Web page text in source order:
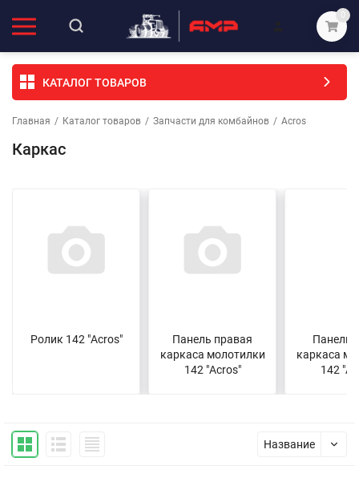
0
КАТАЛОГ ТОВАРОВ
Главная / Каталог товаров / Запчасти для комбайнов / Acros
Каркас
Ролик 142 "Acros"
Панель правая
каркаса молотилки
142 "Acros"
Панель
каркаса
142
Название